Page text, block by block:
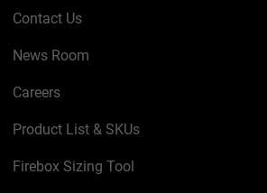
Contact Us
News Room
Careers
Product List & SKUs
Firebox Sizing Tool